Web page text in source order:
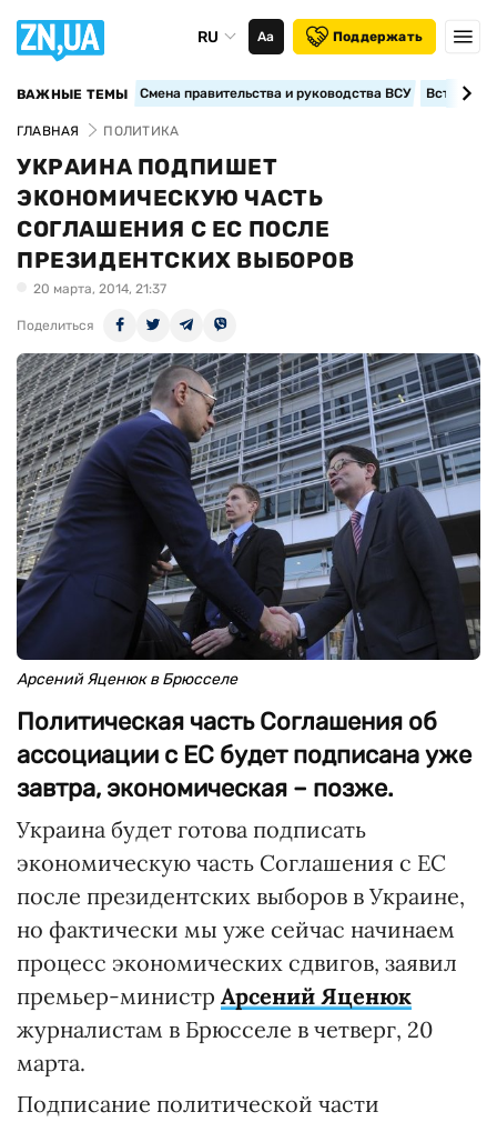
RU Аа Поддержать
ВАЖНЫЕ ТЕМЫ Смена правительства и руководства ВСУ
ГЛАВНАЯ ПОЛИТИКА
УКРАИНА ПОДПИШЕТ
ЭКОНОМИЧЕСКУЮ ЧАСТЬ
СОГЛАШЕНИЯ С ЕС ПОСЛЕ
ПРЕЗИДЕНТСКИХ ВЫБОРОВ
20 марта, 2014, 21:37
Поделиться
Арсений Яценюк в Брюсселе
Политическая часть Соглашения об
ассоциации с ЕС будет подписана уже
завтра, экономическая – позже.
Украина будет готова подписать
экономическую часть Соглашения с ЕС
после президентских выборов в Украине,
но фактически мы уже сейчас начинаем
процесс экономических сдвигов, заявил
премьер-министр Арсений Яценюк
журналистам в Брюсселе в четверг, 20
марта.
Подписание политической части